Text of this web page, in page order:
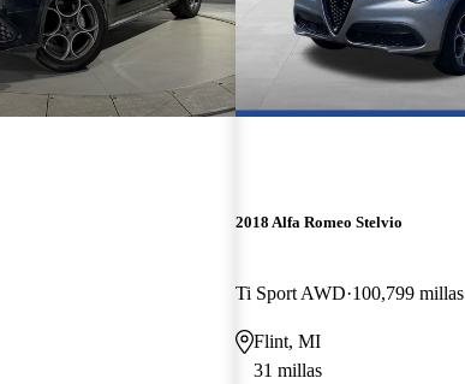
2018 Alfa Romeo Stelvio
Ti Sport AWD 100,799 millas
Flint, MI
31 millas